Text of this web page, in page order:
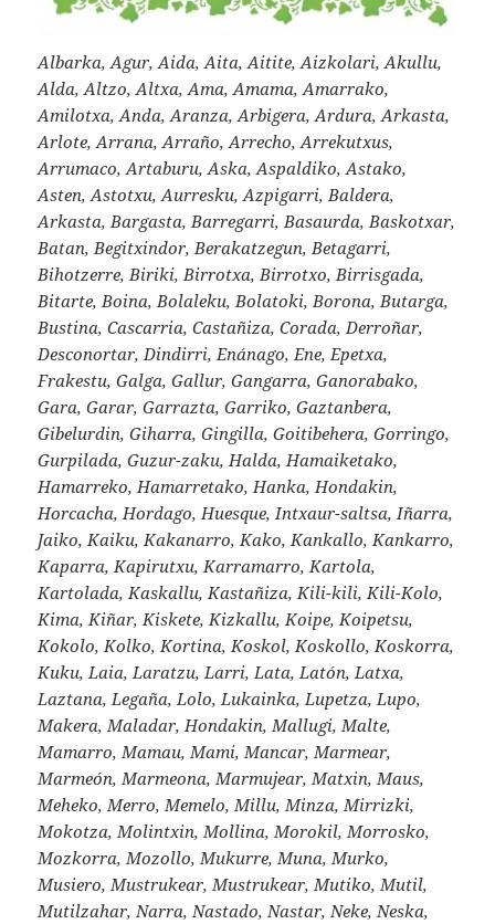
Albarka, Agur, Aida, Aita, Aitite, Aizkolari, Akullu,
Alda, Altzo, Altxa, Ama, Amama, Amarrako,
Amilotxa, Anda, Aranza, Arbigera, Ardura, Arkasta,
Arlote, Arrana, Arraño, Arrecho, Arrekutxus,
Arrumaco, Artaburu, Aska, Aspaldiko, Astako,
Asten, Astotxu, Aurresku, Azpigarri, Baldera,
Arkasta, Bargasta, Barregarri, Basaurda, Baskotxar,
Batan, Begitxindor, Berakatzegun, Betagarri,
Bihotzerre, Biriki, Birrotxa, Birrotxo, Birrisgada,
Bitarte, Boina, Bolaleku, Bolatoki, Borona, Butarga,
Bustina, Cascarria, Castañiza, Corada, Derroñar,
Desconortar, Dindirri, Enánago, Ene, Epetxa,
Frakestu, Galga, Gallur, Gangarra, Ganorabako,
Gara, Garar, Garrazta, Garriko, Gaztanbera,
Gibelurdin, Giharra, Gingilla, Goitibehera, Gorringo,
Gurpilada, Guzur-zaku, Halda, Hamaiketako,
Hamarreko, Hamarretako, Hanka, Hondakin,
Horcacha, Hordago, Huesque, Intxaur-saltsa, Iñarra,
Jaiko, Kaiku, Kakanarro, Kako, Kankallo, Kankarro,
Kaparra, Kapirutxu, Karramarro, Kartola,
Kartolada, Kaskallu, Kastañiza, Kili-kili, Kili-Kolo,
Kima, Kiñar, Kiskete, Kizkallu, Koipe, Koipetsu,
Kokolo, Kolko, Kortina, Koskol, Koskollo, Koskorra,
Kuku, Laia, Laratzu, Larri, Lata, Latón, Latxa,
Laztana, Legaña, Lolo, Lukainka, Lupetza, Lupo,
Makera, Maladar, Hondakin, Mallugi, Malte,
Mamarro, Mamau, Mami, Mancar, Marmear,
Marmeón, Marmeona, Marmujear, Matxin, Maus,
Meheko, Merro, Memelo, Millu, Minza, Mirrizki,
Mokotza, Molintxin, Mollina, Morokil, Morrosko,
Mozkorra, Mozollo, Mukurre, Muna, Murko,
Musiero, Mustrukear, Mustrukear, Mutiko, Mutil,
Mutilzahar, Narra, Nastado, Nastar, Neke, Neska,